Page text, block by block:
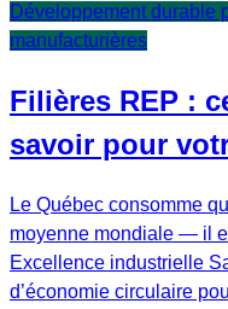
Développement durable
manufacturières
Filières REP :
savoir pour
Le Québec consomme
moyenne mondiale — il
Excellence industrielle
d’économie circulaire